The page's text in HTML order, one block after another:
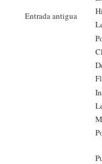
Entrada antigua